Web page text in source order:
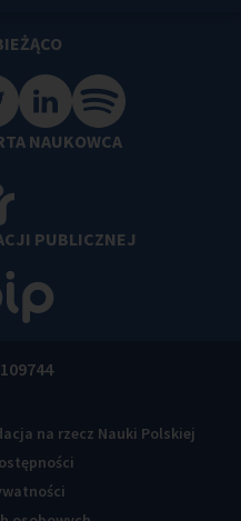
NAUKOWCA
PUBLICZNEJ
na rzecz Nauki Polskiej